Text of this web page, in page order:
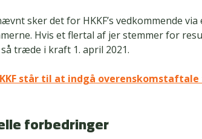
sker det for HKKF’s vedkommende
Hvis et flertal af jer stemmer for
træde i kraft 1. april 2021.
står til at indgå
forbedringer